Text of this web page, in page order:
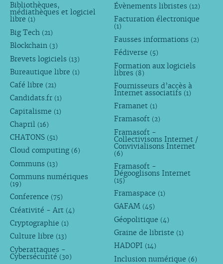
Bibliothèques,
médiathèques et logiciel
libre (1)
Big Tech (21)
Blockchain (3)
Brevets logiciels (13)
Bureautique libre (1)
Café libre (21)
Candidats.fr (1)
Capitalisme (1)
Chapril (16)
CHATONS (51)
Cloud computing (6)
Communs (13)
Communs numériques
(19)
Conference (75)
Créativité - Art (4)
Cryptographie (1)
Culture libre (13)
Cyberattaques -
Cybersécurité (30)
Évènements libristes (12)
Facturation électronique
(1)
Fausses informations (2)
Fédiverse (5)
Formation aux logiciels
libres (8)
Fournisseurs d’accès à
Internet associatifs (1)
Framanet (1)
Framasoft (2)
Framasoft -
Collectivisons Internet /
Convivialisons Internet
(6)
Framasoft -
Dégooglisons Internet
(15)
Framaspace (1)
GAFAM (45)
Géopolitique (4)
Graine de libriste (1)
HADOPI (14)
Inclusion numérique (6)